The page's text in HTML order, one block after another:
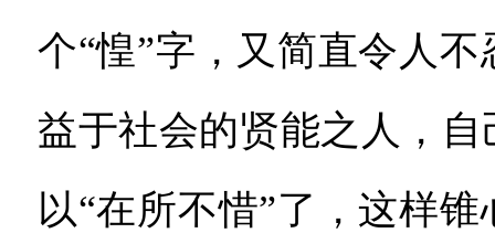
个“惶”字，又简直令人
益于社会的贤能之人，
以“在所不惜”了，这样